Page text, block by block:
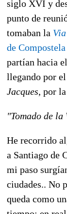
siglo XVI y
punto de
tomaban la
de Compostela
partían hacia
llegando por el
Jacques, por
"Tomado de
He recorrido
a Santiago de
mi paso
ciudades.. No
queda como